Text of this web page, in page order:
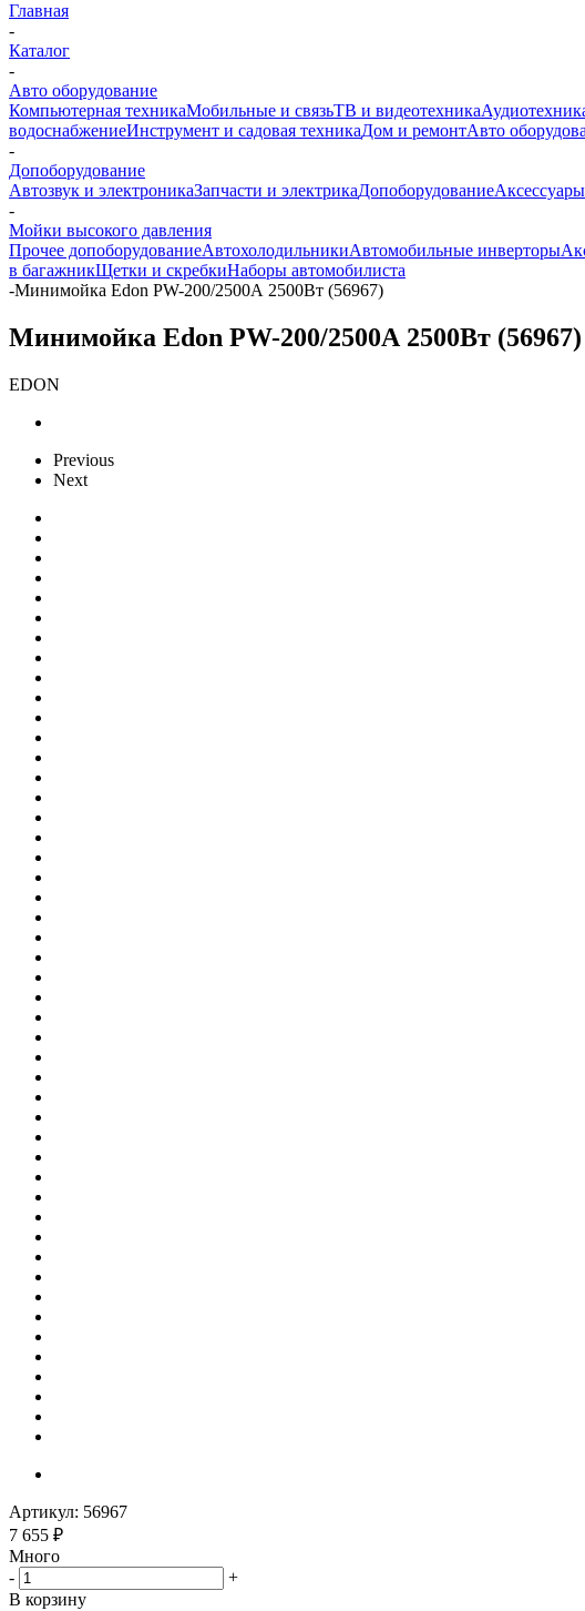
Главная
-
Каталог
-
Авто оборудование
Компьютерная техникаМобильные и связьТВ и видеотехника
водоснабжениеИнструмент и садовая техникаДом и ремонтАвто
-
Допоборудование
Автозвук и электроникаЗапчасти и электрикаДопоборудование
-
Мойки высокого давления
Прочее допоборудованиеАвтохолодильникиАвтомобильные инверторы
в багажникЩетки и скребкиНаборы автомобилиста
-Минимойка Edon PW-200/2500А 2500Вт (56967)
Минимойка Edon PW-200/2500А 2500Вт (56967)
EDON
Previous
Next
Артикул: 56967
7 655 ₽
Много
-
+
В корзину